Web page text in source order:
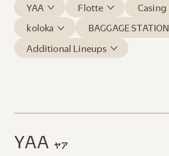
YAA Flotte
Casing
koloka
BAGGAGE STATION
Additional Lineups
YAA ヤア